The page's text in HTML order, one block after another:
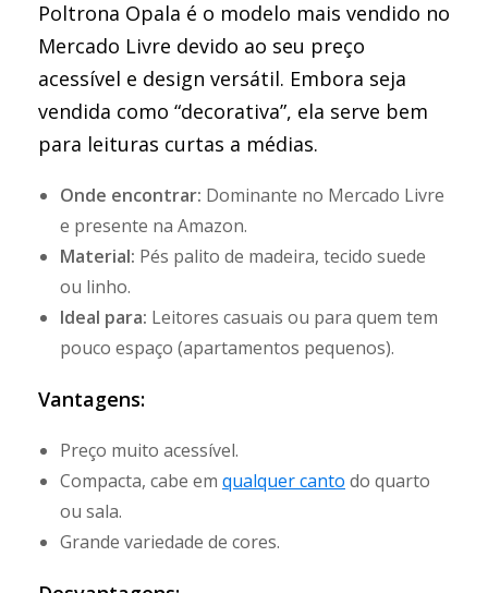
Poltrona Opala é o modelo mais vendido no
Mercado Livre devido ao seu preço
acessível e design versátil. Embora seja
vendida como “decorativa”, ela serve bem
para leituras curtas a médias.
Onde encontrar: Dominante no Mercado Livre
e presente na Amazon.
Material: Pés palito de madeira, tecido suede
ou linho.
Ideal para: Leitores casuais ou para quem tem
pouco espaço (apartamentos pequenos).
Vantagens:
Preço muito acessível.
Compacta, cabe em qualquer canto do quarto
ou sala.
Grande variedade de cores.